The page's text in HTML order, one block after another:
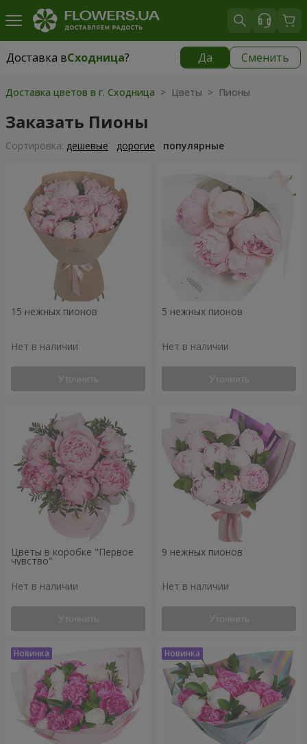
Доставка вСходница? Да Сменить
Доставка вСходница|
Доставка цветов в г. Сходница > Цветы > Пионы
Заказать Пионы
Cортировка: дешевые дорогие популярные
15 нежных пионов
Нет в наличии
Уточнить
5 нежных пионов
Нет в наличии
Уточнить
Цветы в коробке "Первое
чувство"
Нет в наличии
Уточнить
9 нежных пионов
Нет в наличии
Уточнить